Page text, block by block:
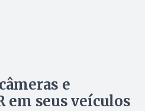
e
em seus veículos